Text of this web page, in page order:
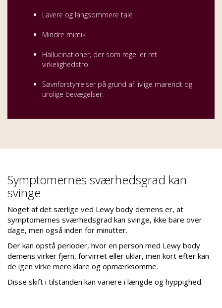
Lavere og langsommere tale
Mindre mimik
Hallucinationer, der som regel er ret
virkelighedstro
Søvnforstyrrelser på grund af livlige mareridt og
urolige bevægelser.
Symptomernes sværhedsgrad kan
svinge
Noget af det særlige ved Lewy body demens er, at
symptomernes sværhedsgrad kan svinge, ikke bare over
dage, men også inden for minutter.
Der kan opstå perioder, hvor en person med Lewy body
demens virker fjern, forvirret eller uklar, men kort efter kan
de igen virke mere klare og opmærksomme.
Disse skift i tilstanden kan variere i længde og hyppighed.